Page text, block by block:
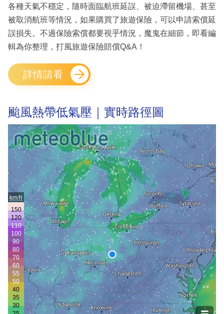
各種天氣不穩定，隨時面臨航班延誤、被迫滯留機場、甚至
被取消航班等情況，如果購買了旅遊保險，可以申請索償延
誤損失。不過保險索償都要視乎情況，魔鬼在細節，即看編
輯為你整理，打風旅遊保險賠償Q&A！
詳情請看
颱風熱帶低氣壓｜實時路徑圖